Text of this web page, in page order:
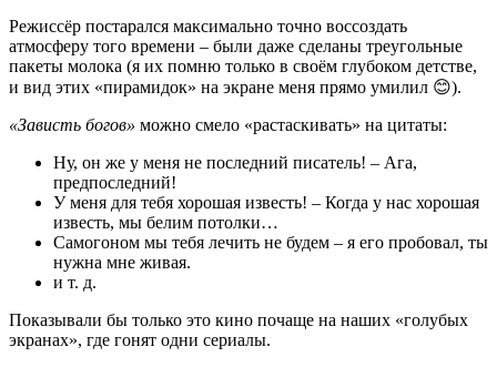
Режиссёр постарался максимально точно воссоздать
атмосферу того времени – были даже сделаны треугольные
пакеты молока (я их помню только в своём глубоком детстве,
и вид этих «пирамидок» на экране меня прямо умилил 😊).
«Зависть богов» можно смело «растаскивать» на цитаты:
Ну, он же у меня не последний писатель! – Ага,
предпоследний!
У меня для тебя хорошая известь! – Когда у нас хорошая
известь, мы белим потолки…
Самогоном мы тебя лечить не будем – я его пробовал, ты
нужна мне живая.
и т. д.
Показывали бы только это кино почаще на наших «голубых
экранах», где гонят одни сериалы.